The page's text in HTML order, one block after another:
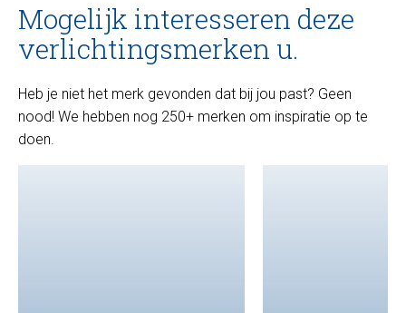
Mogelijk interesseren deze
verlichtingsmerken u.
Heb je niet het merk gevonden dat bij jou past? Geen
nood! We hebben nog 250+ merken om inspiratie op te
doen.